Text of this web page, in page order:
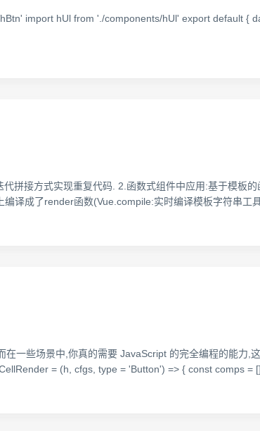
import hUl from './components/hUl' export default {
拼接方式实现重复代码. 2.函数式组件中应用:基于模板
译成了render函数(Vue.compile:实时编译模板字符串工
一些场景中,你真的需要 JavaScript 的完全编程的能力,
= (h, cfgs, type = 'Button') => { const comps =